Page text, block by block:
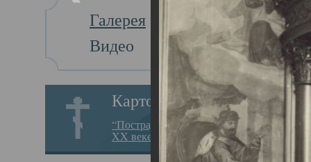
Галерея
Видео
Картотека
“Пострадавшие за веру в
XX веке на Севере”
Главная